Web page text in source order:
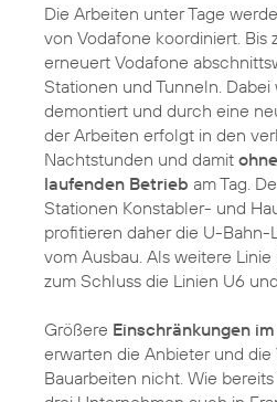
Die Arbeiten unter Tage
von Vodafone koordiniert. Bis
erneuert Vodafone
Stationen und Tunneln.
demontiert und durch eine
der Arbeiten erfolgt in den
Nachtstunden und damit
laufenden Betrieb am Tag.
Stationen Konstabler- und
profitieren daher die U-Bahn-
vom Ausbau. Als weitere
zum Schluss die Linien U6
Größere Einschränkungen
erwarten die Anbieter und die
Bauarbeiten nicht. Wie bereits